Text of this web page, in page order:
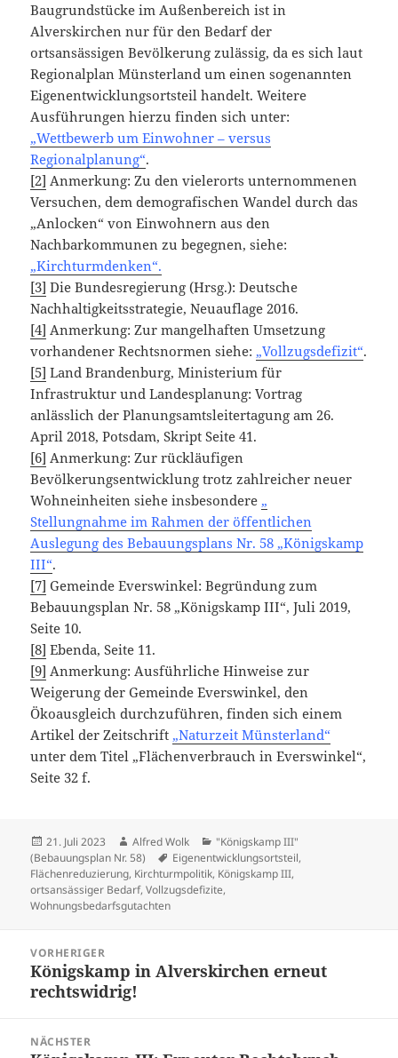
Baugrundstücke im Außenbereich ist in
Alverskirchen nur für den Bedarf der
ortsansässigen Bevölkerung zulässig, da es sich laut
Regionalplan Münsterland um einen sogenannten
Eigenentwicklungsortsteil handelt. Weitere
Ausführungen hierzu finden sich unter:
„Wettbewerb um Einwohner – versus
Regionalplanung“.
[2] Anmerkung: Zu den vielerorts unternommenen
Versuchen, dem demografischen Wandel durch das
„Anlocken“ von Einwohnern aus den
Nachbarkommunen zu begegnen, siehe:
„Kirchturmdenken“.
[3] Die Bundesregierung (Hrsg.): Deutsche
Nachhaltigkeitsstrategie, Neuauflage 2016.
[4] Anmerkung: Zur mangelhaften Umsetzung
vorhandener Rechtsnormen siehe: „Vollzugsdefizit“.
[5] Land Brandenburg, Ministerium für
Infrastruktur und Landesplanung: Vortrag
anlässlich der Planungsamtsleitertagung am 26.
April 2018, Potsdam, Skript Seite 41.
[6] Anmerkung: Zur rückläufigen
Bevölkerungsentwicklung trotz zahlreicher neuer
Wohneinheiten siehe insbesondere „
Stellungnahme im Rahmen der öffentlichen
Auslegung des Bebauungsplans Nr. 58 „Königskamp
III“.
[7] Gemeinde Everswinkel: Begründung zum
Bebauungsplan Nr. 58 „Königskamp III“, Juli 2019,
Seite 10.
[8] Ebenda, Seite 11.
[9] Anmerkung: Ausführliche Hinweise zur
Weigerung der Gemeinde Everswinkel, den
Ökoausgleich durchzuführen, finden sich einem
Artikel der Zeitschrift „Naturzeit Münsterland“
unter dem Titel „Flächenverbrauch in Everswinkel“,
Seite 32 f.
Veröffentlicht
am
21. Juli 2023 Autor
Alfred Wolk Kategorien
"Königskamp III"
(Bebauungsplan Nr. 58)
Schlagwörter
Eigenentwicklungsortsteil,
Flächenreduzierung, Kirchturmpolitik, Königskamp III,
ortsansässiger Bedarf,Vollzugsdefizite,
Wohnungsbedarfsgutachten
VORHERIGER
Vorheriger
Beitrag:
Königskamp in Alverskirchen erneut
rechtswidrig!
NÄCHSTER